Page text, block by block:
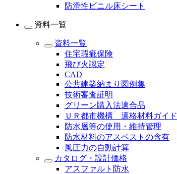
防滑性ビニル床シート
資料一覧
資料一覧
住宅瑕疵保険
飛び火認定
CAD
公共建築納まり図例集
技術審査証明
グリーン購入法適合品
ＵＲ都市機構 適格材料ガイド
防水層等の使用・維持管理
防水材料のアスベストの含有
風圧力の自動計算
カタログ・設計価格
アスファルト防水